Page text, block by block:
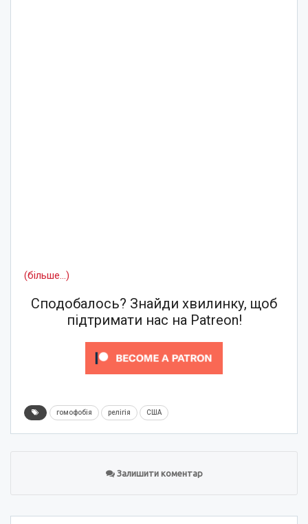
(більше…)
Сподобалось? Знайди хвилинку, щоб
підтримати нас на Patreon!
гомофобія релігія США
Залишити коментар